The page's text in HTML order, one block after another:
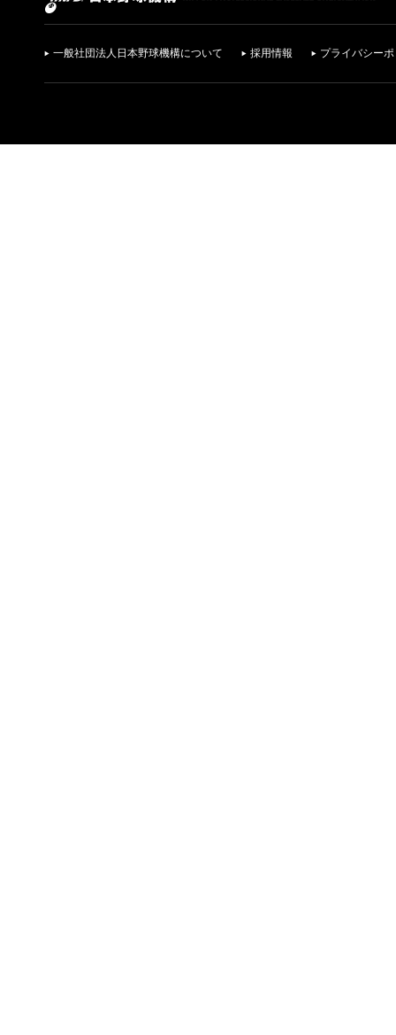
一般社団法人日本野球機構について 採用情報 プライバシー